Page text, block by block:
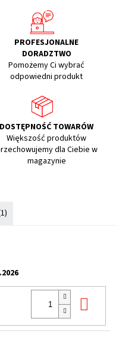
PROFESJONALNE
DORADZTWO
Pomożemy Ci wybrać
odpowiedni produkt
DOSTĘPNOŚĆ TOWARÓW
Większość produktów
dla Ciebie w
magazynie